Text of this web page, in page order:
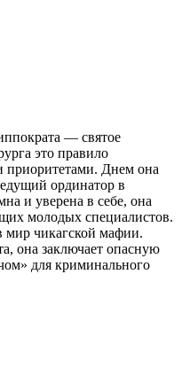
— святое
это правило
приоритетами. Днем она
ординатор в
и уверена в себе, она
молодых специалистов.
мир чикагской мафии.
она заключает опасную
для криминального